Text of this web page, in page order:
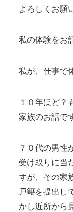
よろしくお願
私の体験をお
私が、仕事で
１０年ほど？
家族のお話で
７０代の男性
受け取りに当
すが、その家
戸籍を提出し
かし近所から